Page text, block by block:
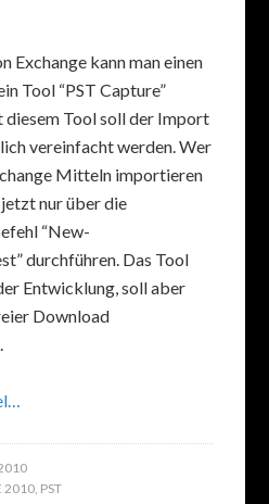
Exchange kann man einen
Tool “PST Capture”
Tool soll der Import
vereinfacht werden. Wer
Mitteln importieren
nur über die
“New-
durchführen. Das Tool
Entwicklung, soll aber
Download
2010, PST